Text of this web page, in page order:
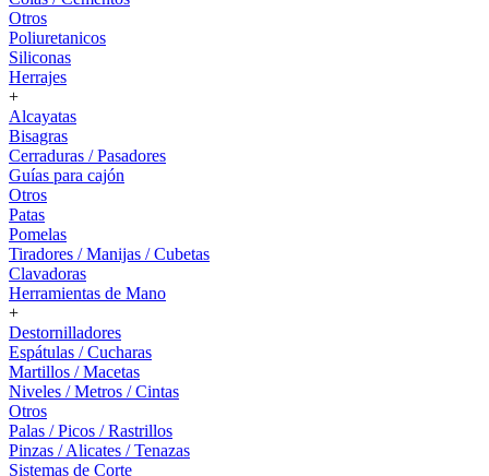
Otros
Poliuretanicos
Siliconas
Herrajes
+
Alcayatas
Bisagras
Cerraduras / Pasadores
Guías para cajón
Otros
Patas
Pomelas
Tiradores / Manijas / Cubetas
Clavadoras
Herramientas de Mano
+
Destornilladores
Espátulas / Cucharas
Martillos / Macetas
Niveles / Metros / Cintas
Otros
Palas / Picos / Rastrillos
Pinzas / Alicates / Tenazas
Sistemas de Corte